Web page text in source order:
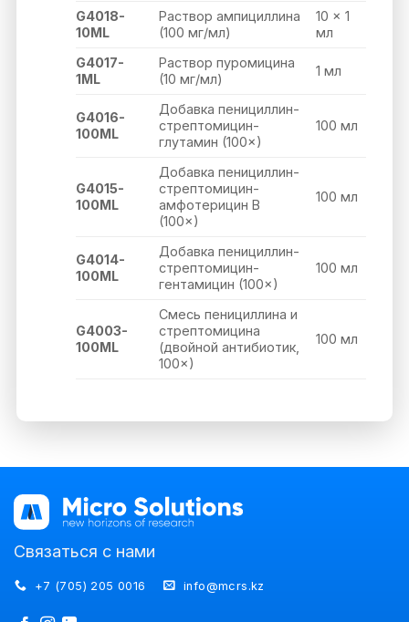
G4018-
10ML
Раствор ампициллина
(100 мг/мл)
10 × 1
мл
G4017-
1ML
Раствор пуромицина
(10 мг/мл)
1 мл
G4016-
100ML
Добавка пенициллин-
стрептомицин-
глутамин (100×)
100 мл
G4015-
100ML
Добавка пенициллин-
стрептомицин-
амфотерицин B
(100×)
100 мл
G4014-
100ML
Добавка пенициллин-
стрептомицин-
гентамицин (100×)
100 мл
G4003-
100ML
Смесь пенициллина и
стрептомицина
(двойной антибиотик,
100×)
100 мл
Связаться с нами
+7 (705) 205 0016 info@mcrs.kz